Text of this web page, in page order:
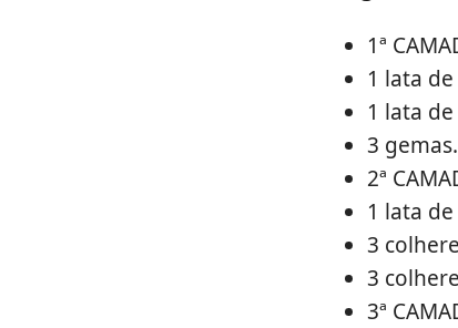
1ª
1 lata
1 lata
3
2ª
1 lata
3
3
3ª